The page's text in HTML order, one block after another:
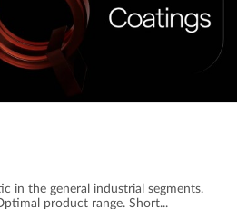
in the general industrial segments.
product range. Short...